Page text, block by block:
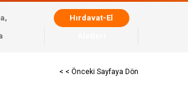
Hırdavat-El
< < Önceki Sayfaya Dön